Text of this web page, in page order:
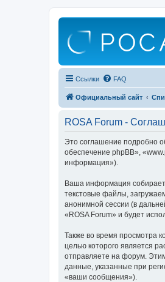
Ссылки FAQ
Официальный сайт
ROSA Forum -
Это соглашение подробно
обеспечение phpBB»,
информация»).
Ваша информация
текстовые файлы,
анонимной сессии (в
«ROSA Forum» и будет
Также во время просмотра
целью которого является
отправляете на форум.
данные, указанные при
«ваши сообщения»).